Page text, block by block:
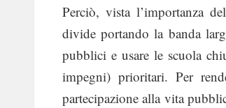
Perciò, vista l’importanza
divide portando la banda
pubblici e usare le scuola
impegni) prioritari. Per
partecipazione alla vita